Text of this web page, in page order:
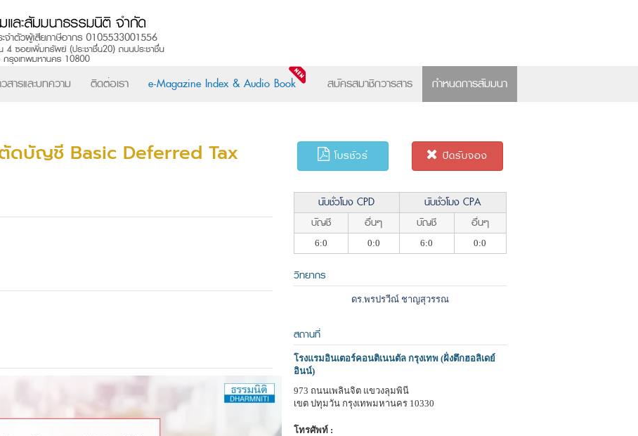
สารและบทความ ติดต่อเรา e-Magazine Index & Audio Book สมัครสมาชิกวารสาร กำหนดการสัมมนา
ตัดบัญชี Basic Deferred Tax โบรชัวร์ ปิดรับจอง
นับชั่วโมง CPD
นับชั่วโมง CPA
บัญชี
อื่นๆ บัญชี อื่นๆ
6:0 0:0 6:0 0:0
วิทยากร
ดร.พรปรวีณ์ ชาญสุวรรณ
สถานที่
โรงแรมอินเตอร์คอนติเนนตัล กรุงเทพ (ฝั่งตึกฮอลิเดย์
อินน์)
973 ถนนเพลินจิต แขวงลุมพินี
เขต ปทุมวัน กรุงเทพมหานคร 10330
โทรศัพท์ :